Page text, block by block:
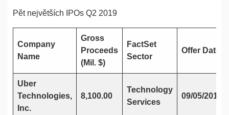
Pět největších IPOs Q2 2019
Company
Name
Gross
Proceeds
(Mil. $)
FactSet
Sector
Offer Date
Uber
Technologies,
Inc.
8,100.00
Technology
Services
09/05/2019